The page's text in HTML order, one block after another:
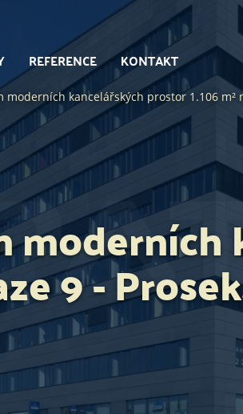
REFERENCE KONTAKT
moderních kancelářských prostor 1.106 m²
moderních
9 -